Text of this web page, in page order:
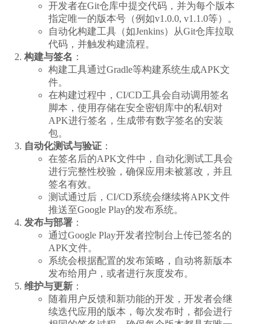
开发者在Git仓库中提交代码，并为每个版本
指定唯一的版本号（例如v1.0.0, v1.1.0等）。
自动化构建工具（如Jenkins）从Git仓库拉取
代码，并触发构建流程。
构建与签名 ：
构建工具通过Gradle等构建系统生成APK文
件。
在构建过程中，CI/CD工具会自动调用签名
脚本，使用存储在安全密钥库中的私钥对
APK进行签名，生成带有数字签名的安装
包。
自动化测试与验证 ：
在签名后的APK文件中，自动化测试工具会
进行完整性校验，确保应用未被篡改，并且
签名有效。
测试通过后，CI/CD系统会继续将APK文件
推送至Google Play的发布系统。
发布与部署 ：
通过Google Play开发者控制台上传已签名的
APK文件。
系统会根据配置的发布策略，自动将新版本
发布给用户，或者进行灰度发布。
维护与更新 ：
随着用户反馈和新功能的开发，开发者会继
续迭代应用的版本，每次发布时，都会进行